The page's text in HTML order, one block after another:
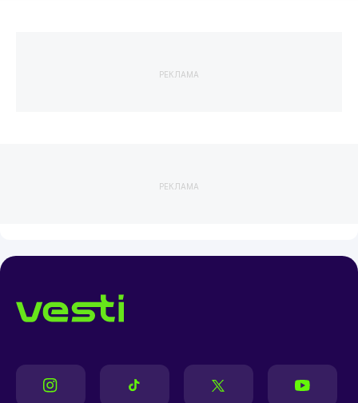
РЕКЛАМА
РЕКЛАМА